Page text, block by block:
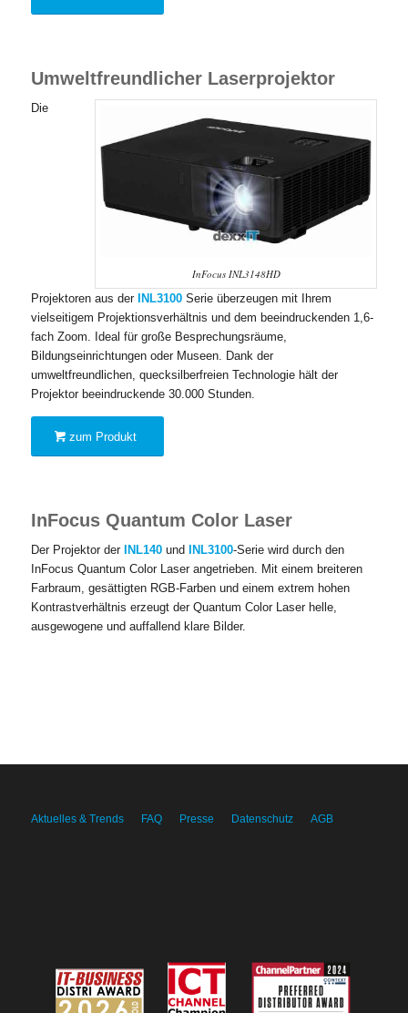
Umweltfreundlicher Laserprojektor
InFocus INL3148HD
Die
Projektoren aus der INL3100Serie überzeugen mit Ihrem
vielseitigem Projektionsverhältnis und dem beeindruckenden 1,6-
fach Zoom. Ideal für große Besprechungsräume,
Bildungseinrichtungen oder Museen. Dank der
umweltfreundlichen, quecksilberfreien Technologie hält der
Projektor beeindruckende 30.000 Stunden.
zum Produkt
InFocus Quantum Color Laser
Der Projektor der INL140und INL3100-Serie wird durch den
InFocus Quantum Color Laser angetrieben. Mit einem breiteren
Farbraum, gesättigten RGB-Farben und einem extrem hohen
Kontrastverhältnis erzeugt der Quantum Color Laser helle,
ausgewogene und auffallend klare Bilder.
Aktuelles & Trends FAQ Presse Datenschutz AGB